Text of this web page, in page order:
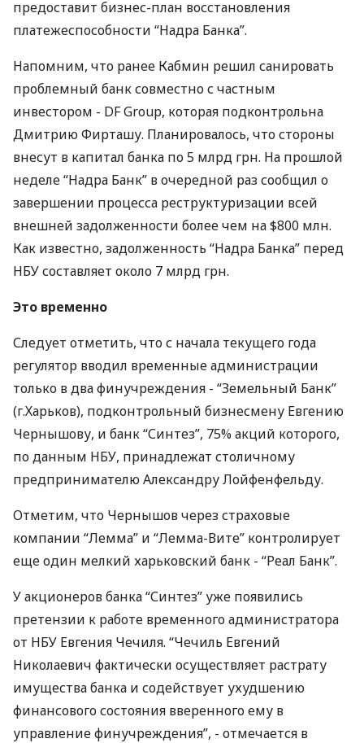
предоставит бизнес-план восстановления
платежеспособности “Надра Банка”.
Напомним, что ранее Кабмин решил санировать
проблемный банк совместно с частным
инвестором - DF Group, которая подконтрольна
Дмит­рию Фирташу. Планировалось, что стороны
внесут в капитал банка по 5 млрд грн. На прошлой
неделе “Надра Банк” в очередной раз сообщил о
завершении процесса реструктуризации всей
внешней задолженности более чем на $800 млн.
Как известно, задолженность “Надра Банка” перед
НБУ составляет около 7 млрд грн.
Это временно
Следует отметить, что с начала текущего года
регулятор вводил временные администрации
только в два финучреждения - “Земельный Банк”
(г.Харьков), подконтрольный бизнесмену Евгению
Чернышову, и банк “Синтез”, 75% акций которого,
по данным НБУ, принадлежат столичному
предпринимателю Александру Лойфенфельду.
Отметим, что Чернышов через страховые
компании “Лемма” и “Лемма-Вите” контролирует
еще один мелкий харьковский банк - “Реал Банк”.
У акционеров банка “Синтез” уже появились
претензии к работе временного администратора
от НБУ Евгения Чечиля. “Чечиль Евгений
Николаевич фактически осуществляет растрату
имущества банка и содействует ухудшению
финансового состояния вверенного ему в
управление финучреждения”, - отмечается в